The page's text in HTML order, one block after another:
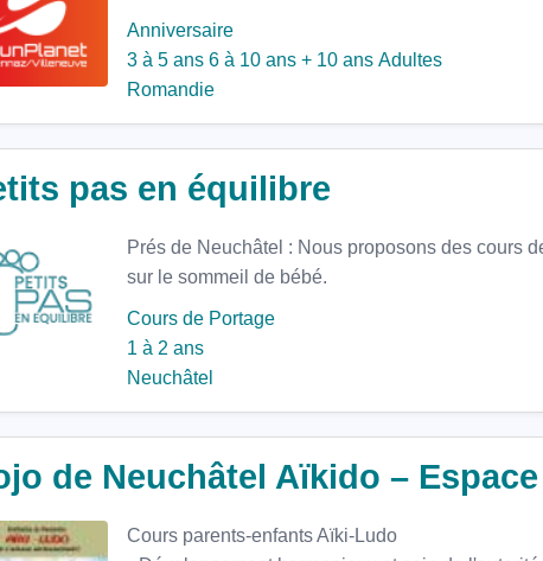
Anniversaire
3 à 5 ans 6 à 10 ans + 10 ans Adultes
Romandie
pas en équilibre
Prés de Neuchâtel : Nous proposons des cours
sur le sommeil de bébé.
Cours de Portage
1 à 2 ans
Neuchâtel
de Neuchâtel Aïkido –
Cours parents-enfants Aïki-Ludo